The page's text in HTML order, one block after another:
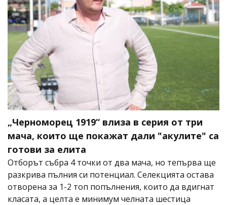
„Черноморец 1919“ влиза в серия от три
мача, които ще покажат дали "акулите" са
готови за елита
Отборът събра 4 точки от два мача, но тепърва ще
разкрива пълния си потенциал. Селекцията остава
отворена за 1-2 топ попълнения, които да вдигнат
класата, а целта е минимум челната шестица